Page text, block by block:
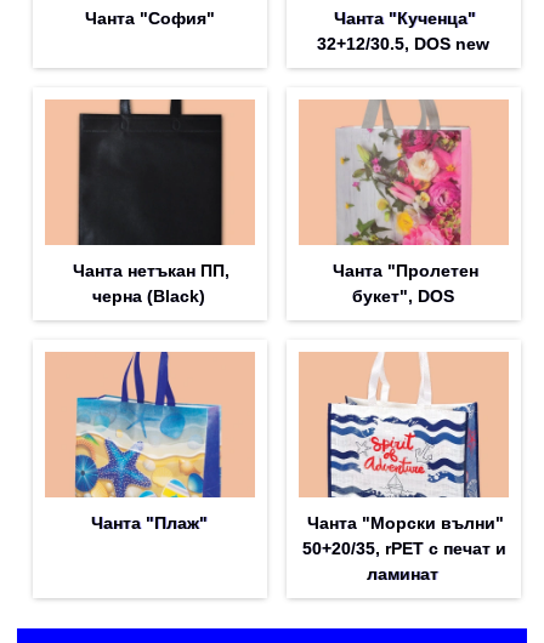
Чанта "София"
Чанта "Кученца"
32+12/30.5, DOS new
Чанта нетъкан ПП,
черна (Black)
Чанта "Пролетен
букет", DOS
Чанта "Плаж"
Чанта "Морски вълни"
50+20/35, rPET с печат и
ламинат